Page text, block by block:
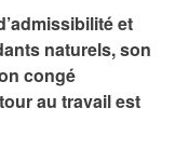
et
naturels, son
congé
au travail est